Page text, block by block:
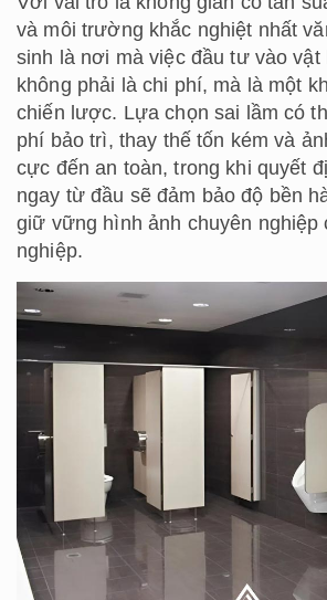
và môi trường khắc nghiệt nhất
sinh là nơi mà việc đầu tư vào
không phải là chi phí, mà là một
chiến lược. Lựa chọn sai lầm có
phí bảo trì, thay thế tốn kém và
cực đến an toàn, trong khi quyết
ngay từ đầu sẽ đảm bảo độ bền
giữ vững hình ảnh chuyên nghiệp
nghiệp.